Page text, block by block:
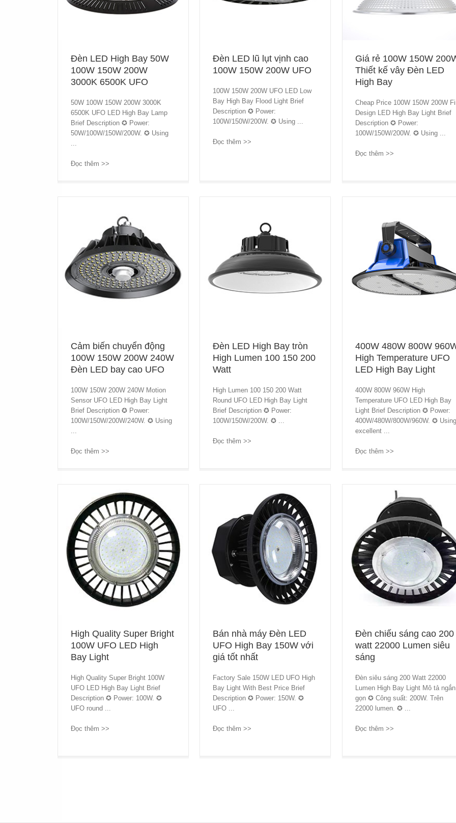
Đèn LED High Bay 50W
100W 150W 200W
3000K 6500K UFO
50W 100W 150W 200W 3000K
6500K UFO LED High Bay Lamp
Brief Description ✪ Power:
50W/100W/150W/200W. ✪ Using
...
Đọc thêm >>
Đèn LED lũ lụt vịnh cao
100W 150W 200W UFO
100W 150W 200W UFO LED Low
Bay High Bay Flood Light Brief
Description ✪ Power:
100W/150W/200W. ✪ Using ...
Đọc thêm >>
Giá rẻ 100W 150W
Thiết kế vây Đèn LED
High Bay
Cheap Price 100W 150W 200W
Design LED High Bay Light Brief
Description ✪ Power:
100W/150W/200W. ✪ Using ...
Đọc thêm >>
Cảm biến chuyển động
100W 150W 200W 240W
Đèn LED bay cao UFO
100W 150W 200W 240W Motion
Sensor UFO LED High Bay Light
Brief Description ✪ Power:
100W/150W/200W/240W. ✪ Using
...
Đọc thêm >>
Đèn LED High Bay tròn
High Lumen 100 150 200
Watt
High Lumen 100 150 200 Watt
Round UFO LED High Bay Light
Brief Description ✪ Power:
100W/150W/200W. ✪ ...
Đọc thêm >>
400W 480W 800W
High Temperature UFO
LED High Bay Light
400W 800W 960W High
Temperature UFO LED High Bay
Light Brief Description ✪ Power:
400W/480W/800W/960W. ✪ Using
excellent ...
Đọc thêm >>
High Quality Super Bright
100W UFO LED High
Bay Light
High Quality Super Bright 100W
UFO LED High Bay Light Brief
Description ✪ Power: 100W. ✪
UFO round ...
Đọc thêm >>
Bán nhà máy Đèn LED
UFO High Bay 150W với
giá tốt nhất
Factory Sale 150W LED UFO High
Bay Light With Best Price Brief
Description ✪ Power: 150W. ✪
UFO ...
Đọc thêm >>
Đèn chiếu sáng cao 200
watt 22000 Lumen siêu
sáng
Đèn siêu sáng 200 Watt 22000
Lumen High Bay Light Mô tả ngắn
gọn ✪ Công suất: 200W. Trên
22000 lumen. ✪ ...
Đọc thêm >>